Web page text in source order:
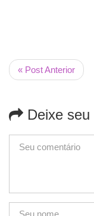
« Post Anterior
Deixe